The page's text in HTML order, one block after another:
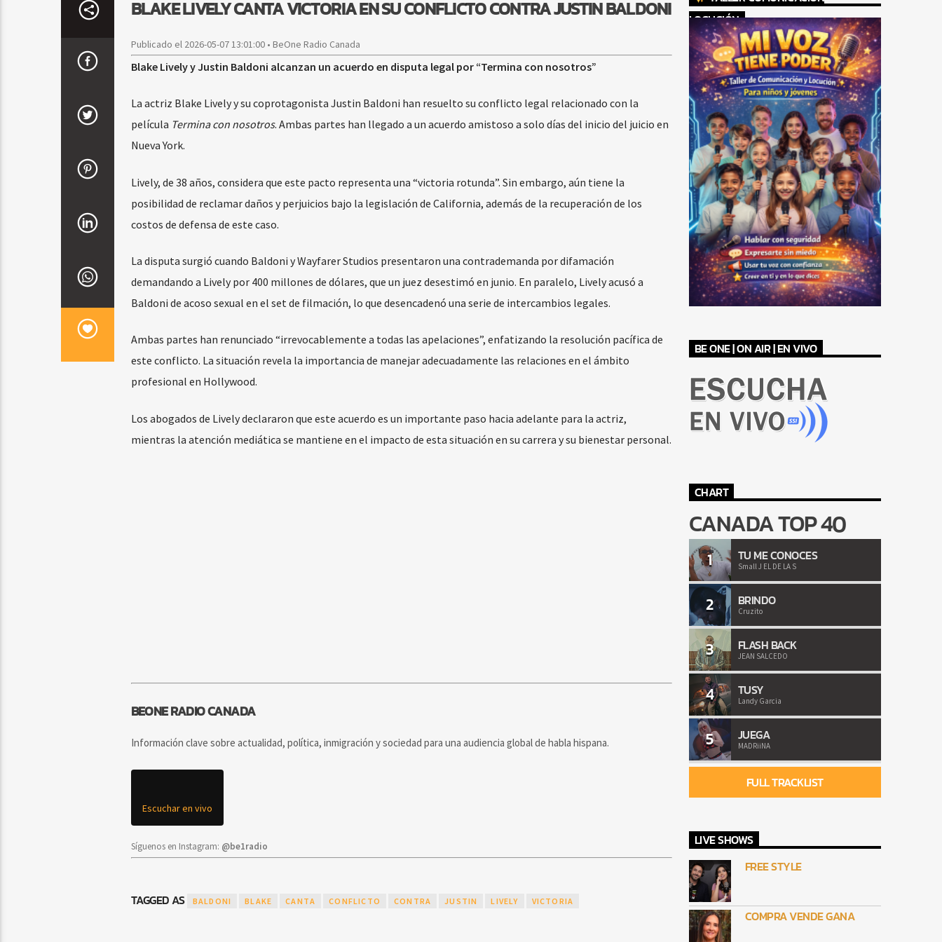
BLAKE LIVELY CANTA VICTORIA EN SU CONFLICTO CONTRA JUSTIN BALDONI
Publicado el 2026-05-07 13:01:00 • BeOne Radio Canada
Blake Lively y Justin Baldoni alcanzan un acuerdo en disputa legal por “Termina con nosotros”
La actriz Blake Lively y su coprotagonista Justin Baldoni han resuelto su conflicto legal relacionado con la
película Termina con nosotros. Ambas partes han llegado a un acuerdo amistoso a solo días del inicio del juicio en
Nueva York.
Lively, de 38 años, considera que este pacto representa una “victoria rotunda”. Sin embargo, aún tiene la
posibilidad de reclamar daños y perjuicios bajo la legislación de California, además de la recuperación de los
costos de defensa de este caso.
La disputa surgió cuando Baldoni y Wayfarer Studios presentaron una contrademanda por difamación
demandando a Lively por 400 millones de dólares, que un juez desestimó en junio. En paralelo, Lively acusó a
Baldoni de acoso sexual en el set de filmación, lo que desencadenó una serie de intercambios legales.
Ambas partes han renunciado “irrevocablemente a todas las apelaciones”, enfatizando la resolución pacífica de
este conflicto. La situación revela la importancia de manejar adecuadamente las relaciones en el ámbito
profesional en Hollywood.
Los abogados de Lively declararon que este acuerdo es un importante paso hacia adelante para la actriz,
mientras la atención mediática se mantiene en el impacto de esta situación en su carrera y su bienestar personal.
BEONE RADIO CANADA
Información clave sobre actualidad, política, inmigración y sociedad para una audiencia global de habla hispana.
Escuchar en vivo
Síguenos en Instagram: @be1radio
TAGGED AS BALDONI BLAKE CANTA CONFLICTO CONTRA JUSTIN LIVELY VICTORIA
LOCUCIÓN
BE ONE | ON AIR | EN VIVO
CHART
CANADA TOP 40
1 TU ME CONOCES
Small J EL DE LA S
2 BRINDO
Cruzito
3 FLASH BACK
JEAN SALCEDO
4 TUSY
Landy Garcia
5 JUEGA
MADRiiNA
FULL TRACKLIST
LIVE SHOWS
FREE STYLE
COMPRA VENDE GANA